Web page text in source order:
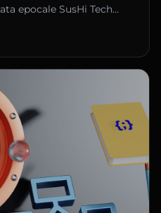
epocale SusHi Tech